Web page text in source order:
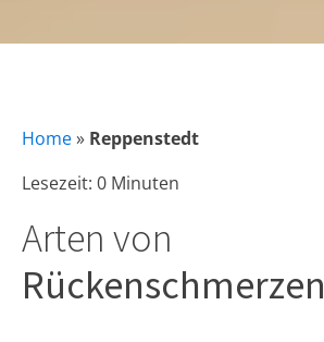
Home» Reppenstedt
Lesezeit: 0 Minuten
Arten von
Rückenschmerzen